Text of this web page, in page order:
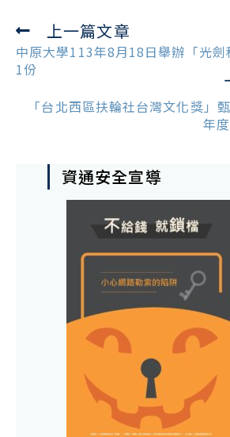
Read
more
articles
上一篇文章
中原大學113年8月18日舉辦「光
1份
「台北西區扶輪社台灣文化獎」
年
資通安全宣導